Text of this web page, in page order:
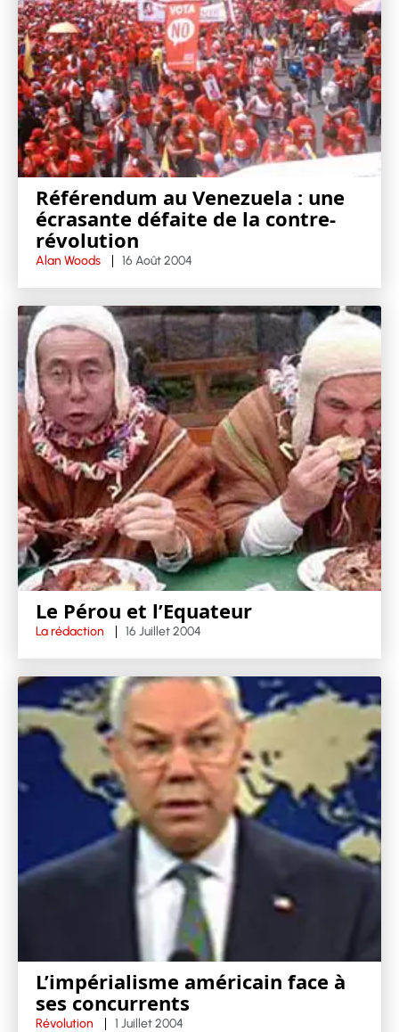
Référendum au Venezuela : une
écrasante défaite de la contre-
révolution
Alan Woods 16 Août 2004
Le Pérou et l’Equateur
La rédaction 16 Juillet 2004
L’impérialisme américain face à
ses concurrents
Révolution 1 Juillet 2004